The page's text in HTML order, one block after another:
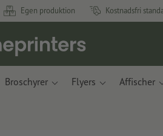
Egen produktion Kostnadsfri
Broschyrer Flyers Affischer